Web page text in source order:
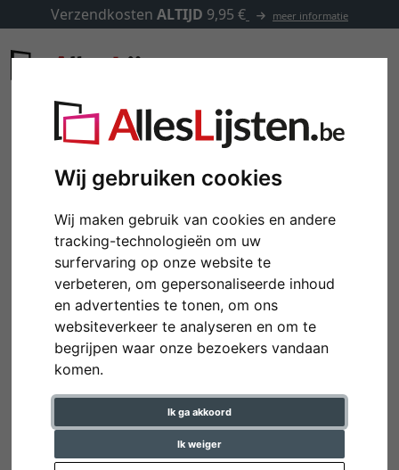
Wij gebruiken cookies
Wij maken gebruik van cookies en andere
tracking-technologieën om uw
surfervaring op onze website te
verbeteren, om gepersonaliseerde inhoud
en advertenties te tonen, om ons
websiteverkeer te analyseren en om te
begrijpen waar onze bezoekers vandaan
komen.
Ik ga akkoord
Ik weiger
Verzendkosten ALTIJD 9,95 € meer informatie